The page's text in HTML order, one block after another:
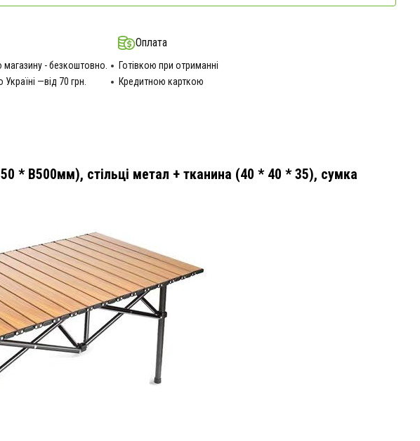
- безкоштовно.
—від 70 грн.
Оплата
Готівкою при отриманні
Кредитною карткою
* В500мм), стільці метал + тканина (40 * 40 * 35), сумка